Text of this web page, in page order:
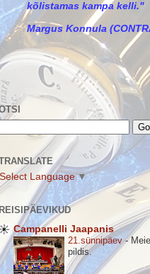
kõlistamas kampa kelli."
Margus Konnula
Select Language ▼
REISIPÄEVIKUD
Campanelli Jaapanis
21.sünnipäev-
pildis.